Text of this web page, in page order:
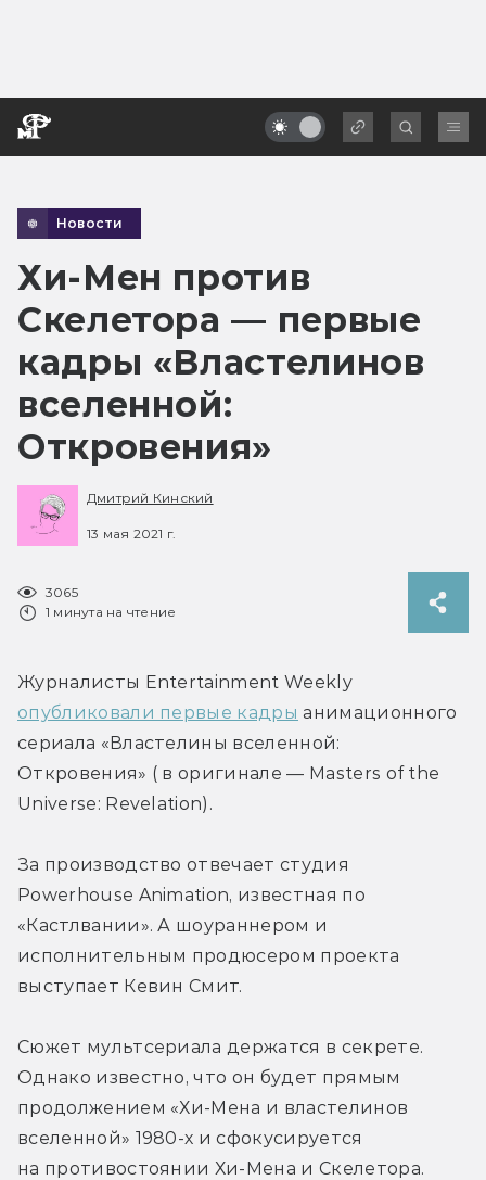
Новости
Хи-Мен против
Скелетора — первые
кадры «Властелинов
вселенной:
Откровения»
Дмитрий Кинский
13 мая 2021 г.
3065
1 минута на чтение
Журналисты Entertainment Weekly
опубликовали первые кадры анимационного
сериала «Властелины вселенной:
Откровения» ( в оригинале — Masters of the
Universe: Revelation).
За производство отвечает студия
Powerhouse Animation, известная по
«Кастлвании». А шоураннером и
исполнительным продюсером проекта
выступает Кевин Смит.
Сюжет мультсериала держатся в секрете.
Однако известно, что он будет прямым
продолжением «Хи-Мена и властелинов
вселенной» 1980-х и сфокусируется
на противостоянии Хи-Мена и Скелетора.